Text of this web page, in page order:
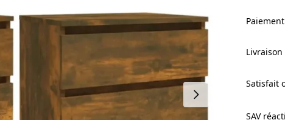
Satisfait
SAV